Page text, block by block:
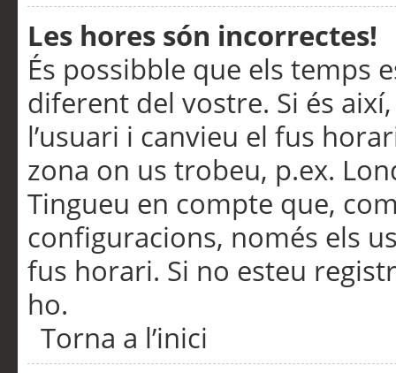
Les hores són incorrectes!
És possibble que els temps
diferent del vostre. Si és
l’usuari i canvieu el fus
zona on us trobeu, p.ex.
Tingueu en compte que,
configuracions, només els
fus horari. Si no esteu
ho.
Torna a l’inici